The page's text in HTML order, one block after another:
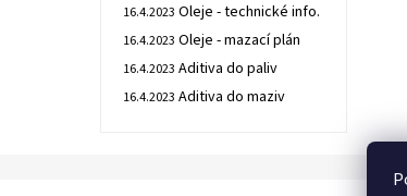
16.4.2023 Oleje - technické info.
16.4.2023 Oleje - mazací plán
16.4.2023 Aditiva do paliv
16.4.2023 Aditiva do maziv